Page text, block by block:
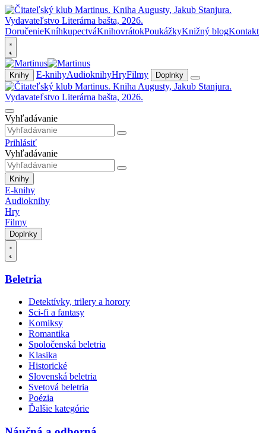
DoručenieKníhkupectváKnihovrátokPoukážkyKnižný blogKontakt
Knihy E-knihyAudioknihyHryFilmy Doplnky
Vyhľadávanie
Prihlásiť
Vyhľadávanie
Knihy
E-knihy
Audioknihy
Hry
Filmy
Doplnky
Beletria
Detektívky, trilery a horory
Sci-fi a fantasy
Komiksy
Romantika
Spoločenská beletria
Klasika
Historické
Slovenská beletria
Svetová beletria
Poézia
Ďalšie kategórie